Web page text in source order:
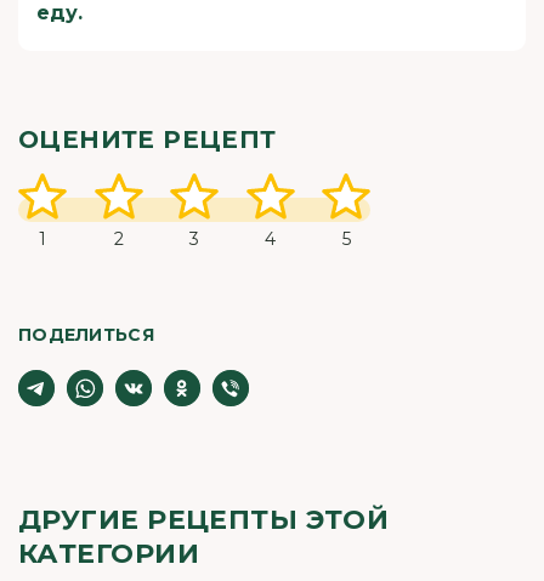
еду.
ОЦЕНИТЕ РЕЦЕПТ
1 2 3 4 5
ПОДЕЛИТЬСЯ
ДРУГИЕ РЕЦЕПТЫ ЭТОЙ
КАТЕГОРИИ